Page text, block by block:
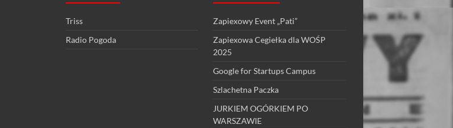
Triss
Radio Pogoda
Zapiexowy Event „Pati”
Zapiexowa Cegiełka dla WOŚP
2025
Google for Startups Campus
Szlachetna Paczka
JURKIEM OGÓRKIEM PO
WARSZAWIE